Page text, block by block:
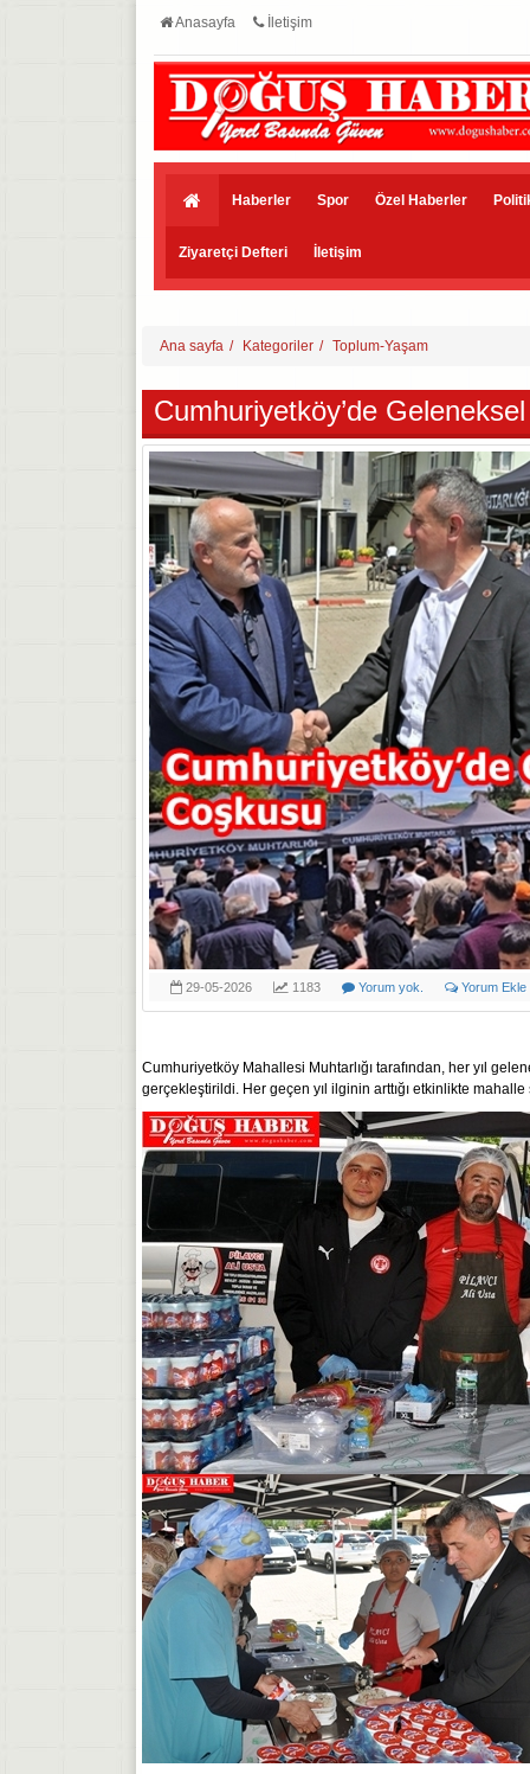
Anasayfa İletişim
Haberler Spor Özel Haberler
Ziyaretçi Defteri İletişim
Ana sayfa Kategoriler Toplum-Yaşam
Cumhuriyetköy’de
29-05-2026 1183 Yorum yok. Yorum Ekle
Cumhuriyetköy Mahallesi Muhtarlığı tarafından, her yıl
gerçekleştirildi. Her geçen yıl ilginin arttığı etkinlikte